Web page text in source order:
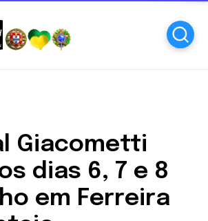
Giacometti
dias 6, 7 e 8
em Ferreira